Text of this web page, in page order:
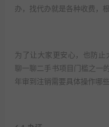
办，找代办就是各种收费，
为了让大家更安心，也防止
聊一聊二手书项目门槛之一
年审到注销需要具体操作哪